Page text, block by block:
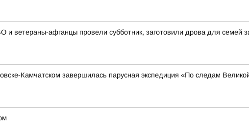
и ветераны-афганцы провели субботник, заготовили дрова для семей
Камчатском завершилась парусная экспедиция «По следам